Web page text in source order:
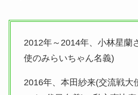
2012年～2014年、小林星蘭
使のみらいちゃん名義)
2016年、本田紗来(交流戦大